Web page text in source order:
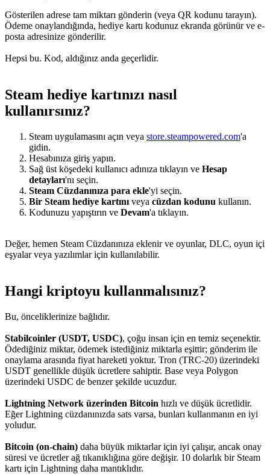
Gösterilen adrese tam miktarı gönderin (veya QR kodunu tarayın).
Ödeme onaylandığında, hediye kartı kodunuz ekranda görünür ve e-
posta adresinize gönderilir.
Hepsi bu. Kod, aldığınız anda geçerlidir.
Steam hediye kartınızı nasıl
kullanırsınız?
Steam uygulamasını açın veya store.steampowered.com'a
gidin.
Hesabınıza giriş yapın.
Sağ üst köşedeki kullanıcı adınıza tıklayın ve Hesap
detayları'nı seçin.
Steam Cüzdanınıza para ekle'yi seçin.
Bir Steam hediye kartını veya cüzdan kodunu kullanın.
Kodunuzu yapıştırın ve Devam'a tıklayın.
Değer, hemen Steam Cüzdanınıza eklenir ve oyunlar, DLC, oyun içi
eşyalar veya yazılımlar için kullanılabilir.
Hangi kriptoyu kullanmalısınız?
Bu, önceliklerinize bağlıdır.
Stabilcoinler (USDT, USDC), çoğu insan için en temiz seçenektir.
Ödediğiniz miktar, ödemek istediğiniz miktarla eşittir; gönderim ile
onaylama arasında fiyat hareketi yoktur. Tron (TRC-20) üzerindeki
USDT genellikle düşük ücretlere sahiptir. Base veya Polygon
üzerindeki USDC de benzer şekilde ucuzdur.
Lightning Network üzerinden Bitcoin hızlı ve düşük ücretlidir.
Eğer Lightning cüzdanınızda sats varsa, bunları kullanmanın en iyi
yoludur.
Bitcoin (on-chain) daha büyük miktarlar için iyi çalışır, ancak onay
süresi ve ücretler ağ tıkanıklığına göre değişir. 10 dolarlık bir Steam
kartı için Lightning daha mantıklıdır.